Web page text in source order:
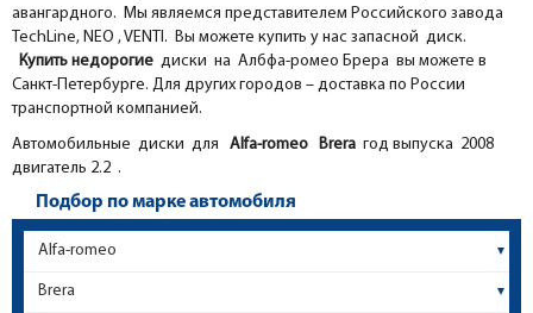
авангардного. Мы являемся представителем Российского завода
TechLine, NEO , VENTI. Вы можете купить у нас запасной диск.
Купить недорогие диски на Албфа-ромео Брера вы можете в
Санкт-Петербурге. Для других городов – доставка по России
транспортной компанией.
Автомобильные диски для
Alfa-romeo Brera год выпуска 2008
двигатель 2.2 .
Подбор по марке автомобиля